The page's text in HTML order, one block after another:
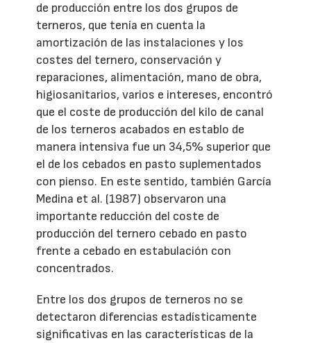
de producción entre los dos grupos de
terneros, que tenía en cuenta la
amortización de las instalaciones y los
costes del ternero, conservación y
reparaciones, alimentación, mano de obra,
higiosanitarios, varios e intereses, encontró
que el coste de producción del kilo de canal
de los terneros acabados en establo de
manera intensiva fue un 34,5% superior que
el de los cebados en pasto suplementados
con pienso. En este sentido, también García
Medina et al. (1987) observaron una
importante reducción del coste de
producción del ternero cebado en pasto
frente a cebado en estabulación con
concentrados.
Entre los dos grupos de terneros no se
detectaron diferencias estadísticamente
significativas en las características de la